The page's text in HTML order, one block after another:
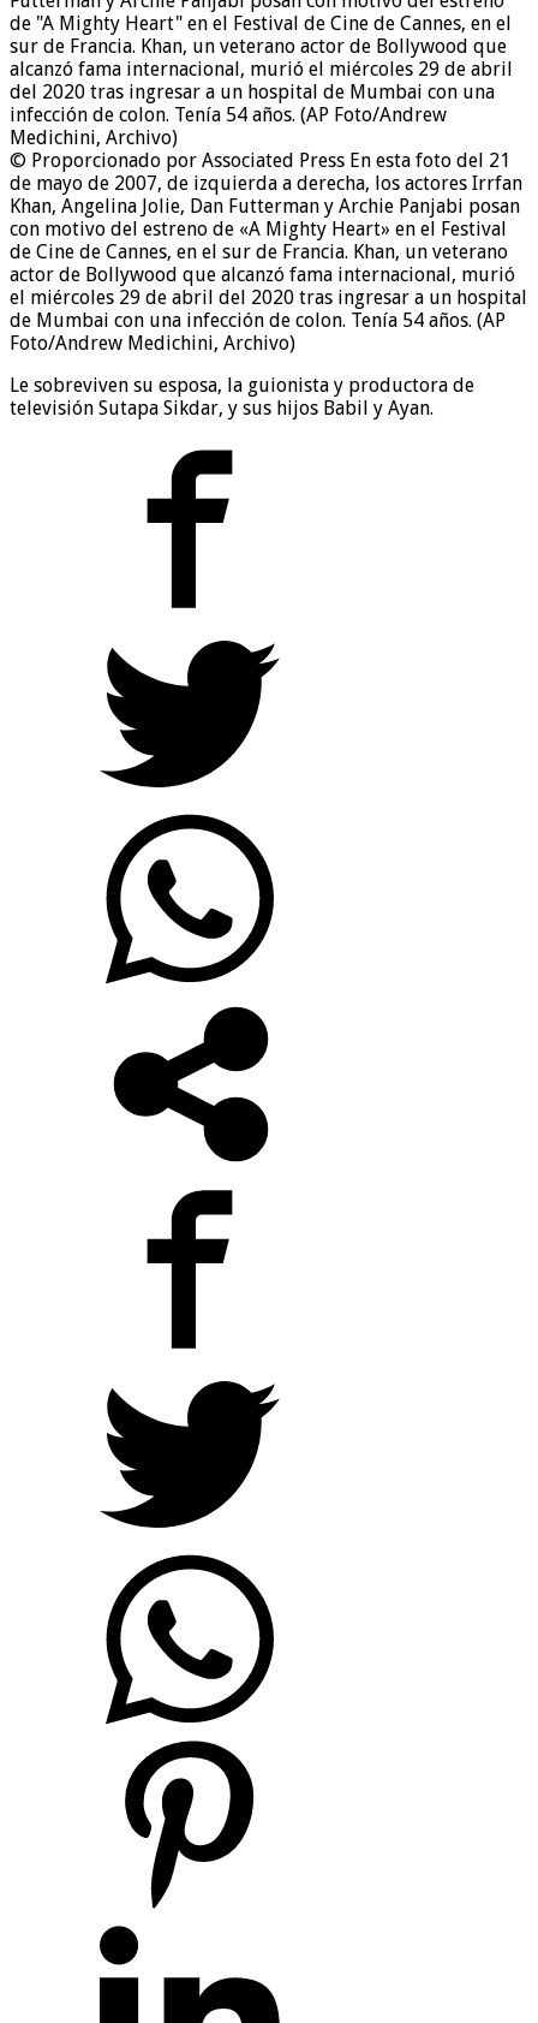
© Proporcionado por Associated Press En esta foto del 21
de mayo de 2007, de izquierda a derecha, los actores Irrfan
Khan, Angelina Jolie, Dan Futterman y Archie Panjabi posan
con motivo del estreno de «A Mighty Heart» en el Festival
de Cine de Cannes, en el sur de Francia. Khan, un veterano
actor de Bollywood que alcanzó fama internacional, murió
el miércoles 29 de abril del 2020 tras ingresar a un hospital
de Mumbai con una infección de colon. Tenía 54 años. (AP
Foto/Andrew Medichini, Archivo)
Le sobreviven su esposa, la guionista y productora de
televisión Sutapa Sikdar, y sus hijos Babil y Ayan.